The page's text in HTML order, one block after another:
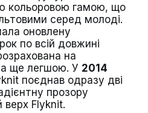
кольоровою гамою, що
серед молоді.
оновлену
по всій довжині
на
ще легшою. У 2014
поєднав одразу дві
прозору
верх Flyknit.